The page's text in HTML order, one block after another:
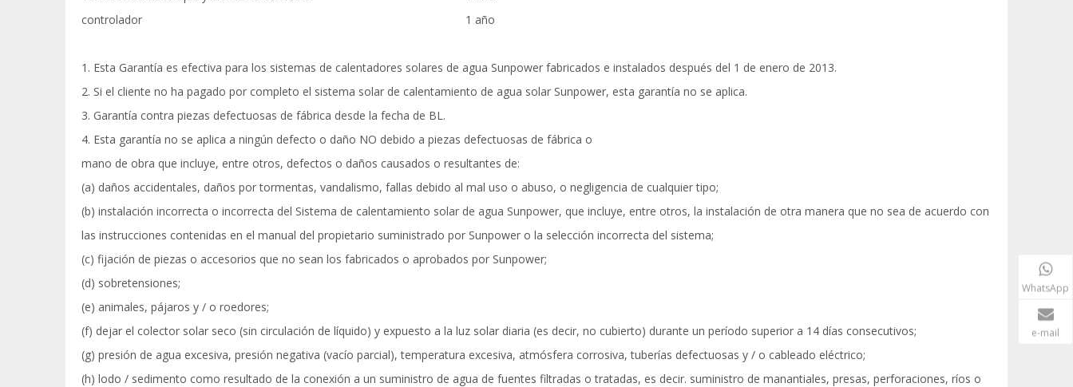
controlador
1 año
1. Esta Garantía es efectiva para los sistemas de calentadores solares de agua Sunpower fabricados e instalados después del 1 de enero de 2013.
2. Si el cliente no ha pagado por completo el sistema solar de calentamiento de agua solar Sunpower, esta garantía no se aplica.
3. Garantía contra piezas defectuosas de fábrica desde la fecha de BL.
4. Esta garantía no se aplica a ningún defecto o daño NO debido a piezas defectuosas de fábrica o
mano de obra que incluye, entre otros, defectos o daños causados ​​o resultantes de:
(a) daños accidentales, daños por tormentas, vandalismo, fallas debido al mal uso o abuso, o negligencia de cualquier tipo;
(b) instalación incorrecta o incorrecta del Sistema de calentamiento solar de agua Sunpower, que incluye, entre otros, la instalación de otra manera que no sea de acuerdo con
las instrucciones contenidas en el manual del propietario suministrado por Sunpower o la selección incorrecta del sistema;
(c) fijación de piezas o accesorios que no sean los fabricados o aprobados por Sunpower;
(d) sobretensiones;
(e) animales, pájaros y / o roedores;
(f) dejar el colector solar seco (sin circulación de líquido) y expuesto a la luz solar diaria (es decir, no cubierto) durante un período superior a 14 días consecutivos;
(g) presión de agua excesiva, presión negativa (vacío parcial), temperatura excesiva, atmósfera corrosiva, tuberías defectuosas y / o cableado eléctrico;
(h) lodo / sedimento como resultado de la conexión a un suministro de agua de fuentes filtradas o tratadas, es decir. suministro de manantiales, presas, perforaciones, ríos o
WhatsApp
e-mail